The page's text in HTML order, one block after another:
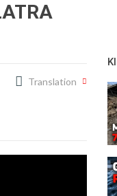
Translation